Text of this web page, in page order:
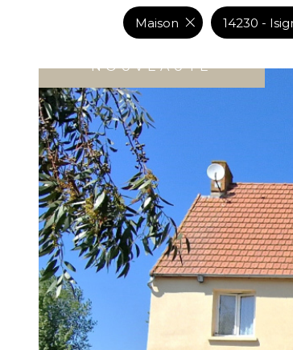
DE L'IMMO PRO
Maison 14230 -
NOUVEAUTÉ